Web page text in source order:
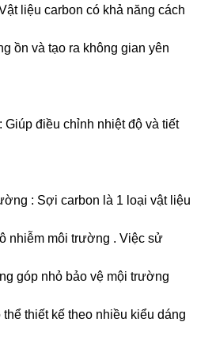
liệu carbon có khả năng cách
ồn và tạo ra không gian yên
Giúp điều chỉnh nhiệt độ và tiết
: Sợi carbon là 1 loại vật liệu
nhiễm môi trường . Việc sử
góp nhỏ bảo vệ mội trường
thiết kế theo nhiều kiểu dáng